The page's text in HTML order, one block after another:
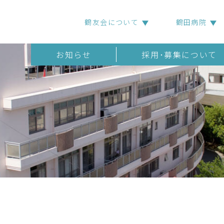
鶴友会について 鶴田病院
お知らせ 採用･募集について